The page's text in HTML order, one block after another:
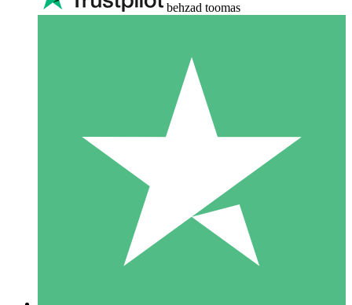
behzad toomas